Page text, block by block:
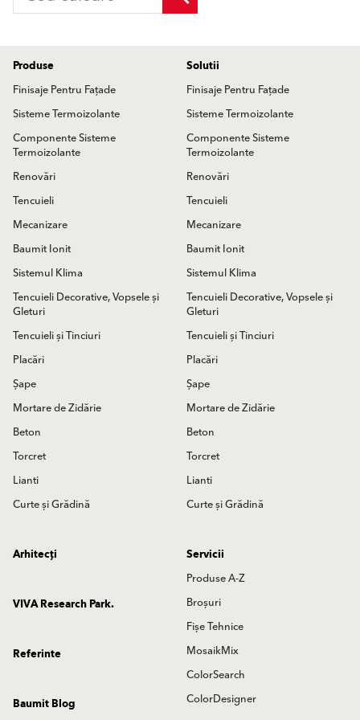
Produse
Finisaje Pentru Fațade
Sisteme Termoizolante
Componente Sisteme
Termoizolante
Renovări
Tencuieli
Mecanizare
Baumit Ionit
Sistemul Klima
Tencuieli Decorative, Vopsele și
Gleturi
Tencuieli și Tinciuri
Placări
Șape
Mortare de Zidărie
Beton
Torcret
Lianti
Curte și Grădină
Solutii
Finisaje Pentru Fațade
Sisteme Termoizolante
Componente Sisteme
Termoizolante
Renovări
Tencuieli
Mecanizare
Baumit Ionit
Sistemul Klima
Tencuieli Decorative, Vopsele și
Gleturi
Tencuieli și Tinciuri
Placări
Șape
Mortare de Zidărie
Beton
Torcret
Lianti
Curte și Grădină
Arhitecți
Servicii
Produse A-Z
Broșuri
Fișe Tehnice
MosaikMix
ColorSearch
ColorDesigner
VIVA Research Park.
Referinte
Baumit Blog